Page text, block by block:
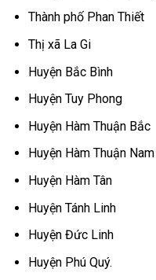
Thành phố Phan Thiết
Thị xã La Gi
Huyện Bắc Bình
Huyện Tuy Phong
Huyện Hàm Thuận Bắc
Huyện Hàm Thuận Nam
Huyện Hàm Tân
Huyện Tánh Linh
Huyện Đức Linh
Huyện Phú Quý.